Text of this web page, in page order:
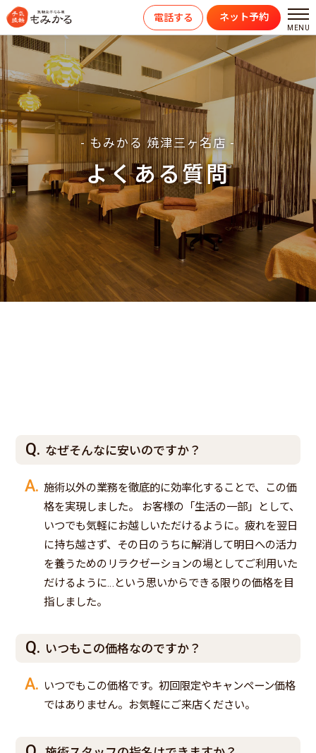
電話する ネット予約
- もみかる 焼津三ヶ名店 -
よくある質問
なぜそんなに安いのですか？
施術以外の業務を徹底的に効率化することで、この価
格を実現しました。 お客様の「生活の一部」として、
いつでも気軽にお越しいただけるように。疲れを翌日
に持ち越さず、その日のうちに解消して明日への活力
を養うためのリラクゼーションの場としてご利用いた
だけるように…という思いからできる限りの価格を目
指しました。
いつもこの価格なのですか？
いつでもこの価格です。初回限定やキャンペーン価格
ではありません。お気軽にご来店ください。